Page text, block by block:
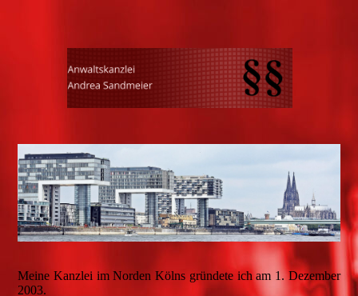
Meine Kanzlei im Norden Kölns gründete ich am 1. Dezember
2003.